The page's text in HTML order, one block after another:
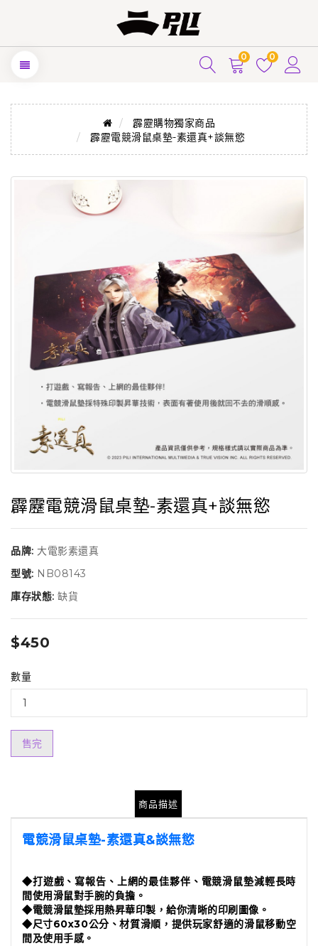
0 0
霹靂購物獨家商品
霹靂電競滑鼠桌墊-素還真+談無慾
霹靂電競滑鼠桌墊-素還真+談無慾
品牌: 大電影素還真
型號: NB08143
庫存狀態: 缺貨
$450
數量
售完
商品描述
電競滑鼠桌墊-素還真&談無慾
◆打遊戲、寫報告、上網的最佳夥伴、電競滑鼠墊減輕長時
間使用滑鼠對手腕的負擔。
◆電競滑鼠墊採用熱昇華印製，給你清晰的印刷圖像。
◆尺寸60x30公分、材質滑順，提供玩家舒適的滑鼠移動空
間及使用手感。